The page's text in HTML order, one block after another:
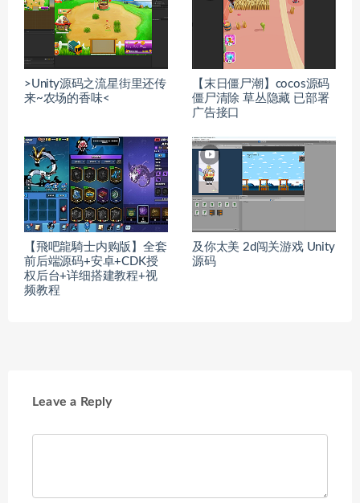
>Unity源码之流星街里还传
来~农场的香味<
【末日僵尸潮】cocos源码
僵尸清除 草丛隐藏 已部署
广告接口
【飛吧龍騎士内购版】全套
前后端源码+安卓+CDK授
权后台+详细搭建教程+视
频教程
及你太美 2d闯关游戏 Unity
源码
Leave a Reply